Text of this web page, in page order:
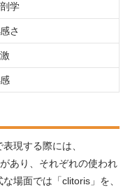
学
さ
現する際には、
あり、それぞれの使われ
場面では「clitoris」を、